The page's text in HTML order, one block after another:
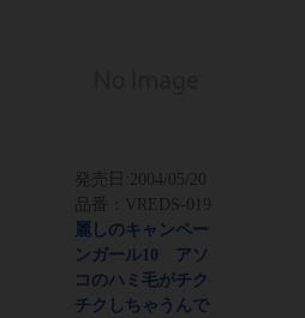
発売日: 2004/05/20
品番：VREDS-019
麗しのキャンペー
ンガール10 アソ
コのハミ毛がチク
チクしちゃうんで